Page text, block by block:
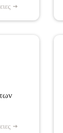
→
500 с
→
450 с